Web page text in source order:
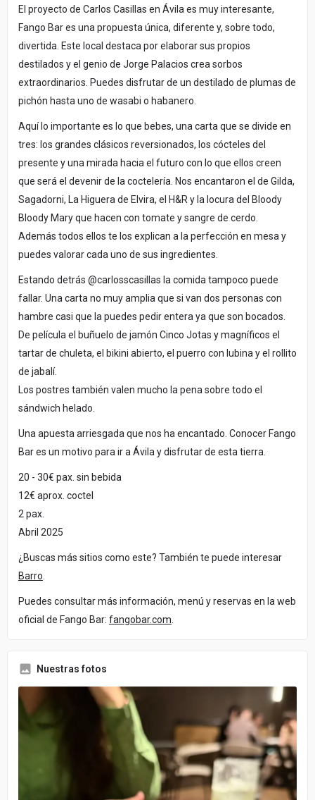
El proyecto de Carlos Casillas en Ávila es muy interesante,
Fango Bar es una propuesta única, diferente y, sobre todo,
divertida. Este local destaca por elaborar sus propios
destilados y el genio de Jorge Palacios crea sorbos
extraordinarios. Puedes disfrutar de un destilado de plumas de
pichón hasta uno de wasabi o habanero.
Aquí lo importante es lo que bebes, una carta que se divide en
tres: los grandes clásicos reversionados, los cócteles del
presente y una mirada hacia el futuro con lo que ellos creen
que será el devenir de la coctelería. Nos encantaron el de Gilda,
Sagadorni, La Higuera de Elvira, el H&R y la locura del Bloody
Bloody Mary que hacen con tomate y sangre de cerdo.
Además todos ellos te los explican a la perfección en mesa y
puedes valorar cada uno de sus ingredientes.
Estando detrás @carlosscasillas la comida tampoco puede
fallar. Una carta no muy amplia que si van dos personas con
hambre casi que la puedes pedir entera ya que son bocados.
De película el buñuelo de jamón Cinco Jotas y magníficos el
tartar de chuleta, el bikini abierto, el puerro con lubina y el rollito
de jabalí.
Los postres también valen mucho la pena sobre todo el
sándwich helado.
Una apuesta arriesgada que nos ha encantado. Conocer Fango
Bar es un motivo para ir a Ávila y disfrutar de esta tierra.
20 - 30€ pax. sin bebida
12€ aprox. coctel
2 pax.
Abril 2025
¿Buscas más sitios como este? También te puede interesar
Barro
Puedes consultar más información, menú y reservas en la web
oficial de Fango Bar: fangobar.com
Nuestras fotos